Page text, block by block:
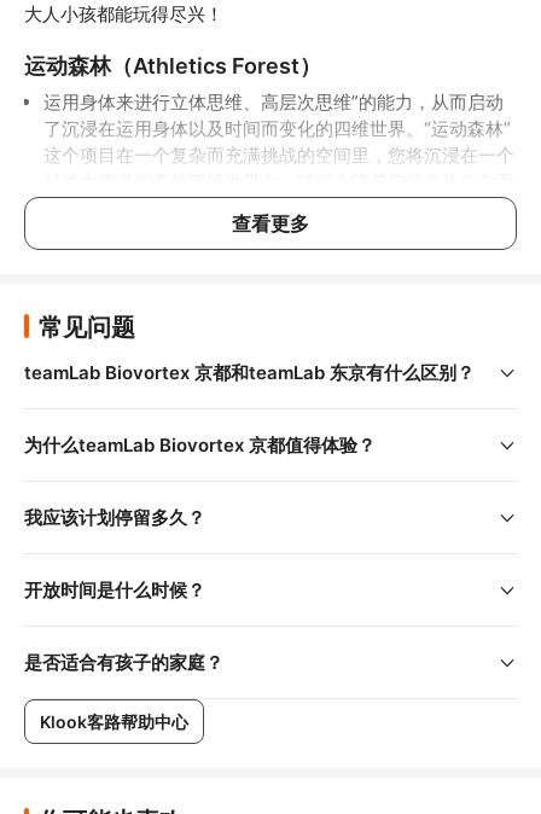
大人小孩都能玩得尽兴！
运动森林（Athletics Forest）
运用身体来进行立体思维、高层次思维”的能力，从而启动
了沉浸在运用身体以及时间而变化的四维世界。“运动森林”
这个项目在一个复杂而充满挑战的空间里，您将沉浸在一个
由创造世界
当人们与他人共同创作时，艺术作品便随之诞生。当人们持
续共同创作时，艺术作品的世界将不断变化
行前须知
请在出行前查看 官网
查看更多
常见问题
teamLab Biovortex 京都和teamLab 东京有什么区别？
为什么teamLab Biovortex 京都值得体验？
我应该计划停留多久？
开放时间是什么时候？
是否适合有孩子的家庭？
Klook客路帮助中心